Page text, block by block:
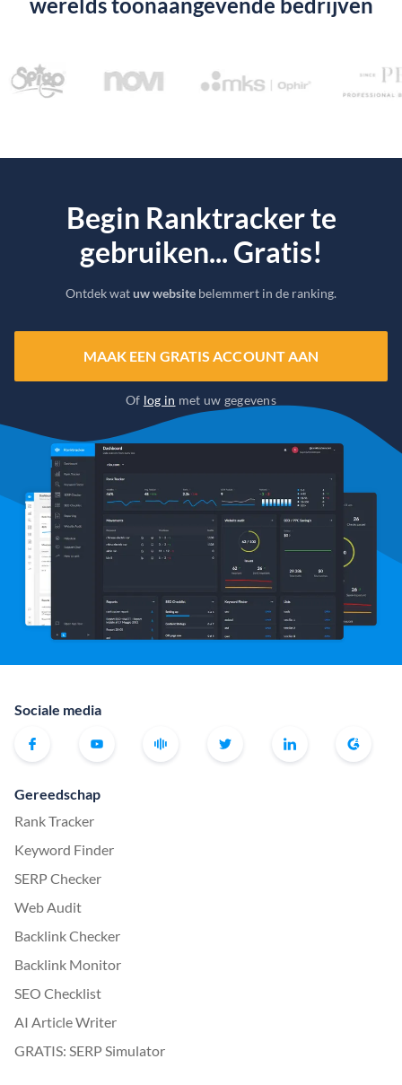
Begin Ranktracker te
gebruiken... Gratis!
Ontdek watuw website belemmert in de ranking.
MAAK EEN GRATIS ACCOUNT AAN
Of log in met uw gegevens
Sociale media
Gereedschap
Rank Tracker
Keyword Finder
SERP Checker
Web Audit
Backlink Checker
Backlink Monitor
SEO Checklist
AI Article Writer
GRATIS: SERP Simulator